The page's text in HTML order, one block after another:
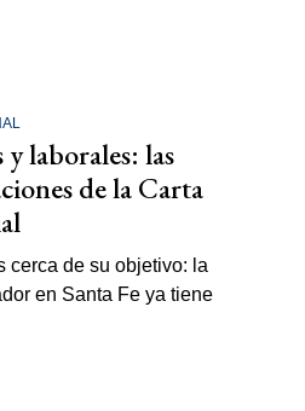
y laborales: las
de la Carta